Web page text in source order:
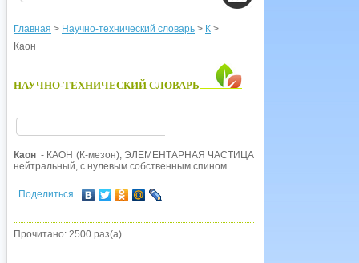
Главная > Научно-технический словарь > К >
Каон
НАУЧНО-ТЕХНИЧЕСКИЙ СЛОВАРЬ
Каон - КАОН (К-мезон), ЭЛЕМЕНТАРНАЯ ЧАСТИЦА, которая
нейтральный, с нулевым собственным спином.
Поделиться
Прочитано: 2500 раз(а)